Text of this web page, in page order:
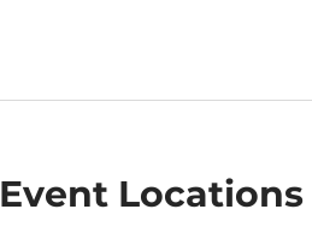
Event Locations